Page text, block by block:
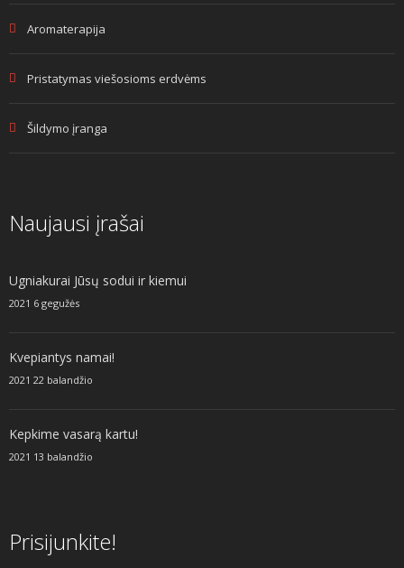
Aromaterapija
Pristatymas viešosioms erdvėms
Šildymo įranga
Naujausi įrašai
Ugniakurai Jūsų sodui ir kiemui
2021 6 gegužės
Kvepiantys namai!
2021 22 balandžio
Kepkime vasarą kartu!
2021 13 balandžio
Prisijunkite!